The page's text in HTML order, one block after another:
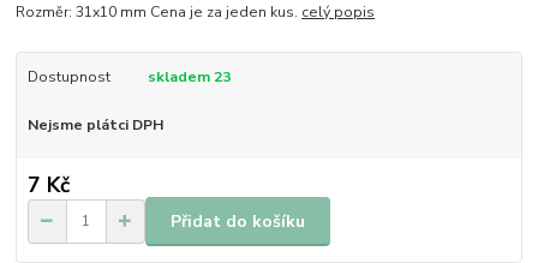
Rozměr: 31x10 mm Cena je za jeden kus. celý popis
Dostupnost skladem 23
Nejsme plátci DPH
7 Kč
Přidat do košíku